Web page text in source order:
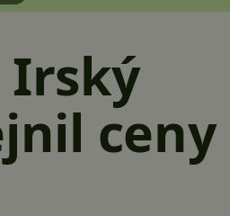
Irský
ceny